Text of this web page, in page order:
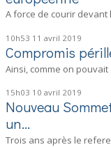
A force de courir devant
10h53 11 avril 2019
Compromis
Ainsi, comme on
15h03 10 avril 2019
Nouveau
un...
Trois ans après le